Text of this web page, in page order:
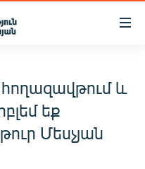
և
եք
Մեսչյան